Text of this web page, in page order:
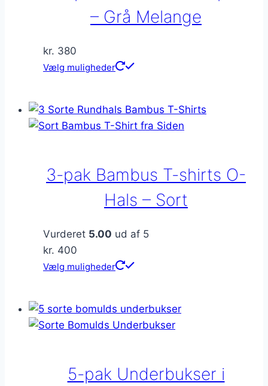
– Grå Melange
kr. 380
Vælg muligheder
Dette
flere
varianter.
vælges
på
varesiden
3-pak Bambus T-shirts O-
Hals – Sort
Vurderet 5.00 ud af 5
kr. 400
Vælg muligheder
Dette
flere
varianter.
vælges
5-pak Underbukser i